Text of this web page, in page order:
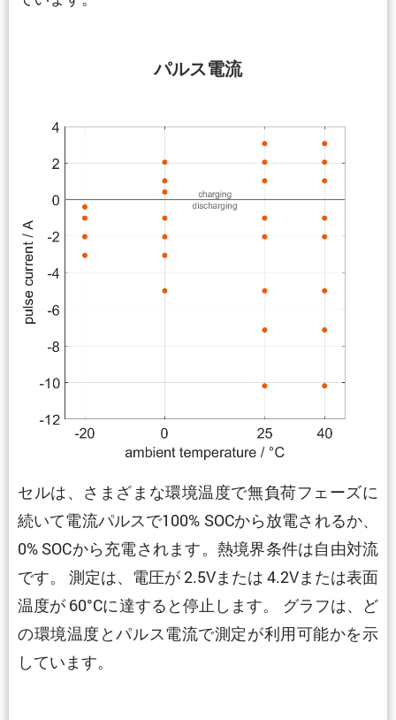
パルス電流
セルは、さまざまな環境温度で無負荷フェーズに
続いて電流パルスで100% SOCから放電されるか、
0% SOCから充電されます。熱境界条件は自由対流
です。 測定は、電圧が 2.5Vまたは 4.2Vまたは表面
温度が 60°Cに達すると停止します。 グラフは、ど
の環境温度とパルス電流で測定が利用可能かを示
しています。